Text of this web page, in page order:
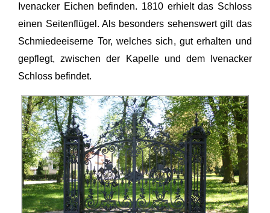
Ivenacker Eichen befinden. 1810 erhielt das Schloss
einen Seitenflügel. Als besonders sehenswert gilt das
Schmiedeeiserne Tor, welches sich, gut erhalten und
gepflegt, zwischen der Kapelle und dem Ivenacker
Schloss befindet.